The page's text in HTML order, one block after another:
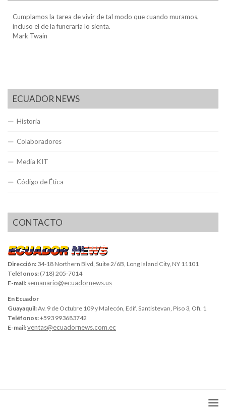
Cumplamos la tarea de vivir de tal modo que cuando muramos,
incluso el de la funeraria lo sienta.
Mark Twain
ECUADOR NEWS
Historia
Colaboradores
Media KIT
Código de Ética
CONTACTO
Dirección: 34-18 Northern Blvd, Suite 2/6B, Long Island City, NY 11101
Teléfonos: (718) 205-7014
E-mail: semanario@ecuadornews.us
En Ecuador
Guayaquil:Av. 9 de Octubre 109 y Malecón, Edif. Santistevan, Piso 3, Ofi. 1
Teléfonos:+593 993683742
E-mail:ventas@ecuadornews.com.ec